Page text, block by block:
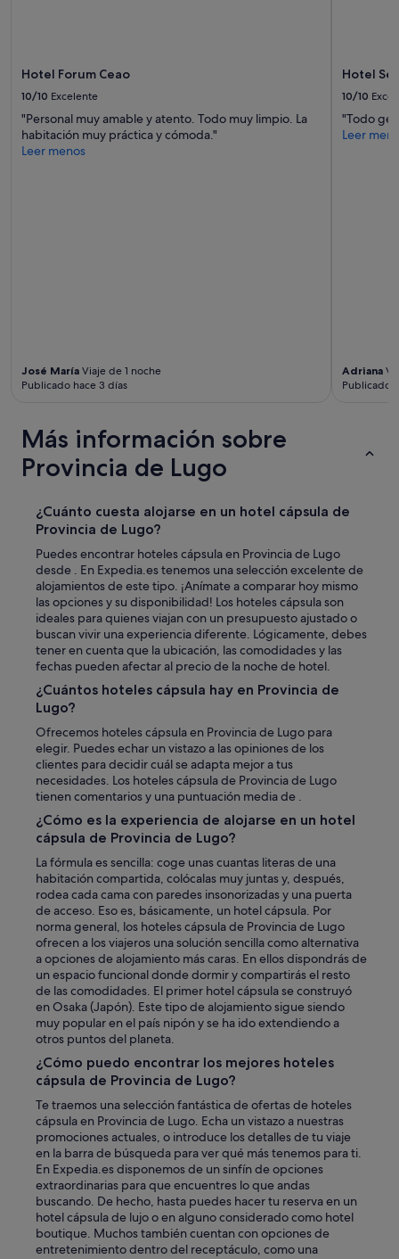
Hotel Forum Ceao
10/10 Excelente
"Personal muy amable y atento. Todo muy limpio. La
habitación muy práctica y cómoda."
Leer menos
José María Viaje de 1 noche
Publicado hace 3 días
Hotel
10/10
"Todo
Leer
Adriana
Publicado
Más información sobre
Provincia de Lugo
¿Cuánto cuesta alojarse en un hotel cápsula de
Provincia de Lugo?
Puedes encontrar hoteles cápsula en Provincia de Lugo
desde . En Expedia.es tenemos una selección excelente de
alojamientos de este tipo. ¡Anímate a comparar hoy mismo
las opciones y su disponibilidad! Los hoteles cápsula son
ideales para quienes viajan con un presupuesto ajustado o
buscan vivir una experiencia diferente. Lógicamente, debes
tener en cuenta que la ubicación, las comodidades y las
fechas pueden afectar al precio de la noche de hotel.
¿Cuántos hoteles cápsula hay en Provincia de
Lugo?
Ofrecemos hoteles cápsula en Provincia de Lugo para
elegir. Puedes echar un vistazo a las opiniones de los
clientes para decidir cuál se adapta mejor a tus
necesidades. Los hoteles cápsula de Provincia de Lugo
tienen comentarios y una puntuación media de .
¿Cómo es la experiencia de alojarse en un hotel
cápsula de Provincia de Lugo?
La fórmula es sencilla: coge unas cuantas literas de una
habitación compartida, colócalas muy juntas y, después,
rodea cada cama con paredes insonorizadas y una puerta
de acceso. Eso es, básicamente, un hotel cápsula. Por
norma general, los hoteles cápsula de Provincia de Lugo
ofrecen a los viajeros una solución sencilla como alternativa
a opciones de alojamiento más caras. En ellos dispondrás de
un espacio funcional donde dormir y compartirás el resto
de las comodidades. El primer hotel cápsula se construyó
en Osaka (Japón). Este tipo de alojamiento sigue siendo
muy popular en el país nipón y se ha ido extendiendo a
otros puntos del planeta.
¿Cómo puedo encontrar los mejores hoteles
cápsula de Provincia de Lugo?
Te traemos una selección fantástica de ofertas de hoteles
cápsula en Provincia de Lugo. Echa un vistazo a nuestras
promociones actuales, o introduce los detalles de tu viaje
en la barra de búsqueda para ver qué más tenemos para ti.
En Expedia.es disponemos de un sinfín de opciones
extraordinarias para que encuentres lo que andas
buscando. De hecho, hasta puedes hacer tu reserva en un
hotel cápsula de lujo o en alguno considerado como hotel
boutique. Muchos también cuentan con opciones de
entretenimiento dentro del receptáculo, como una